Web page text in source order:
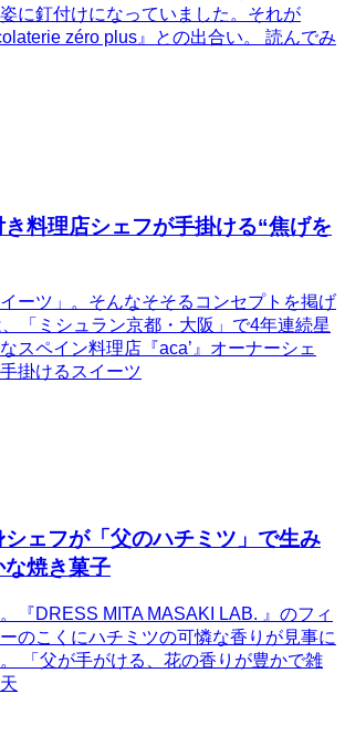
に釘付けになっていました。それが
zéro plus』との出合い。 読んでみ
き料理店シェフが手掛ける“焦げを
イーツ」。そんなそそるコンセプトを掲げ
「ミシュラン京都・大阪」で4年連続星
スペイン料理店『aca’』オーナーシェ
掛けるスイーツ
ェフが「父のハチミツ」で生み
焼き菓子
『DRESS MITA MASAKI LAB. 』のフィ
のこくにハチミツの可憐な香りが見事に
「父が手がける、花の香りが豊かで雑